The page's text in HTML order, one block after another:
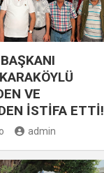
VE
İSTİFA ETTİ!
admin